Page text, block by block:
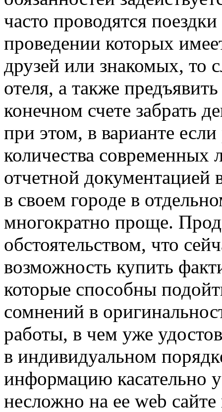
часто проводятся
проведении которых
друзей или знакомых, то
отеля, а также
конечном счете забрать
при этом, в варианте
количества современных
отчетной
в своем городе в
многократно проще.
обстоятельством, что
возможность купить
которые способны
сомнений в
работы, в чем уже
в индивидуальном
информацию касательно
несложно на ее web